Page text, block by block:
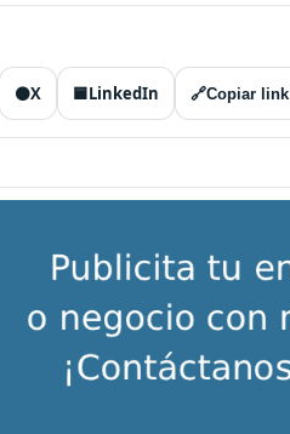
⚫X 🟦LinkedIn 🔗Copiar link